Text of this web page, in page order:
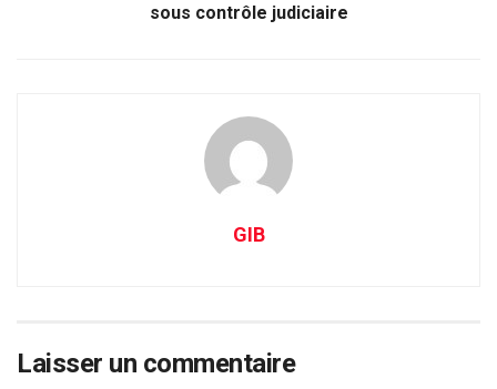
sous contrôle judiciaire
GIB
Laisser un commentaire